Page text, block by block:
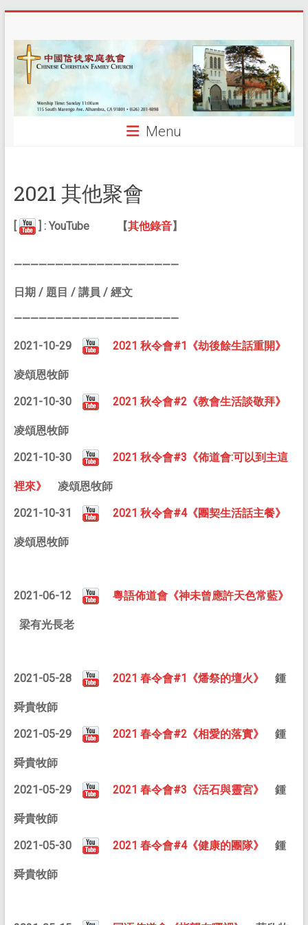
content
中
國
信
徒
教
會
CCFCalh
Menu
2021 其他聚會
] : YouTube【其他錄音】
————————————————————
日期 / 題目 / 講員 / 經文
————————————————————
2021-10-29 2021 秋令會#1《劫後餘生話重開》
凌頌恩牧師
2021-10-30 2021 秋令會#2《教會生活談敬拜》
凌頌恩牧師
2021-10-30 2021 秋令會#3《佈道會:可以到主這
裡來》 凌頌恩牧師
2021-10-31 2021 秋令會#4《團契生活話主餐》
凌頌恩牧師
2021-06-12 粵語佈道會《神未曾應許天色常藍》
梁有光長老
2021-05-28 2021 春令會#1《燔祭的壇火》 鍾
舜貴牧師
2021-05-29 2021 春令會#2《相愛的落實》 鍾
舜貴牧師
2021-05-29 2021 春令會#3《活石與靈宮》 鍾
舜貴牧師
2021-05-30 2021 春令會#4《健康的團隊》 鍾
舜貴牧師